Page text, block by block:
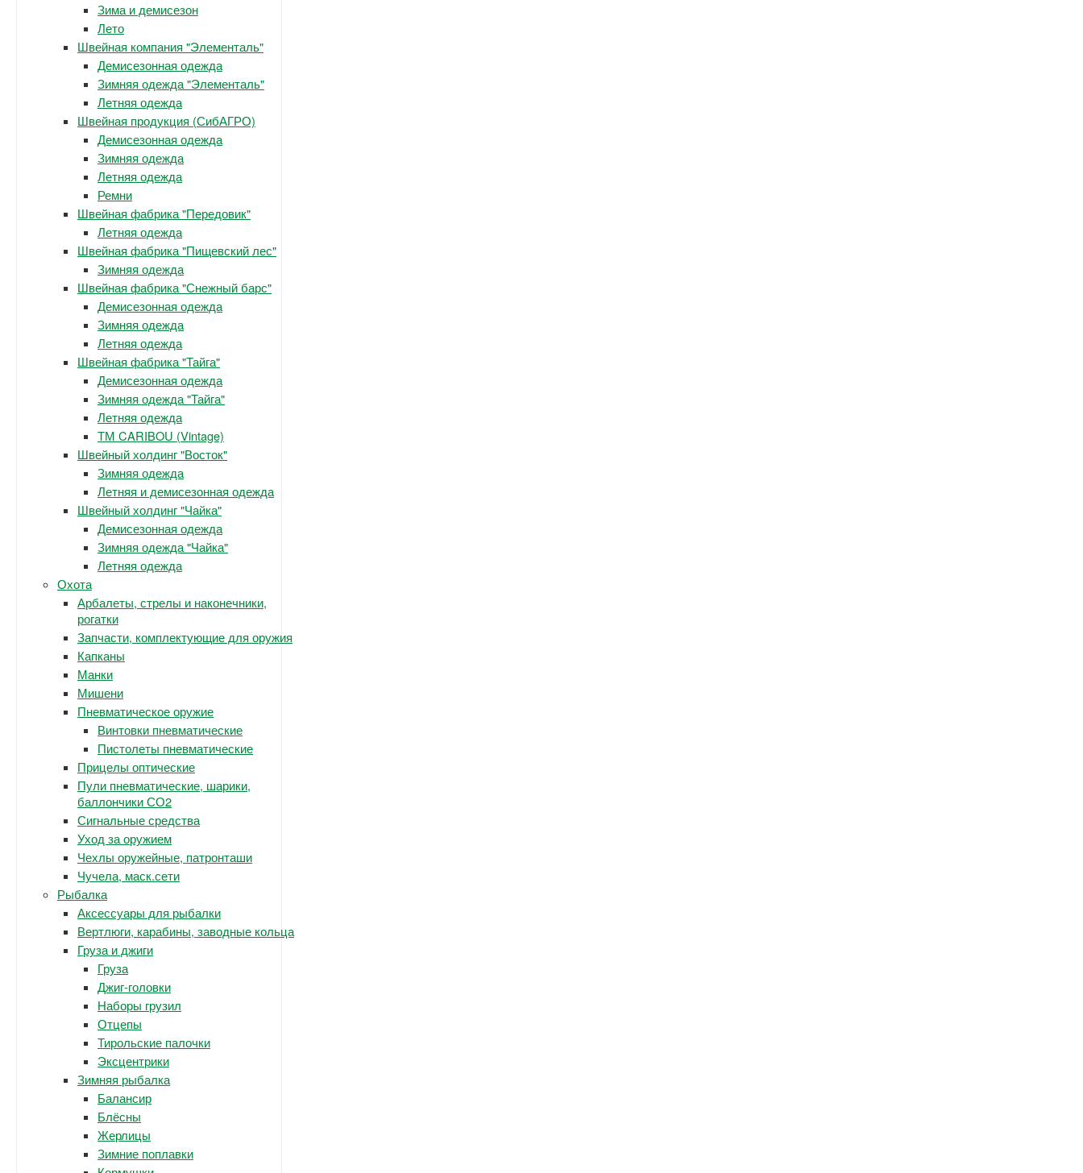
Зима и демисезон
Лето
Швейная компания "Элементаль"
Демисезонная одежда
Зимняя одежда "Элементаль"
Летняя одежда
Швейная продукция (СибАГРО)
Демисезонная одежда
Зимняя одежда
Летняя одежда
Ремни
Швейная фабрика "Передовик"
Летняя одежда
Швейная фабрика "Пищевский лес"
Зимняя одежда
Швейная фабрика "Снежный барс"
Демисезонная одежда
Зимняя одежда
Летняя одежда
Швейная фабрика "Тайга"
Демисезонная одежда
Зимняя одежда "Тайга"
Летняя одежда
ТМ CARIBOU (Vintage)
Швейный холдинг "Восток"
Зимняя одежда
Летняя и демисезонная одежда
Швейный холдинг "Чайка"
Демисезонная одежда
Зимняя одежда "Чайка"
Летняя одежда
Охота
Арбалеты, стрелы и наконечники,
рогатки
Запчасти, комплектующие для оружия
Капканы
Манки
Мишени
Пневматическое оружие
Винтовки пневматические
Пистолеты пневматические
Прицелы оптические
Пули пневматические, шарики,
баллончики СО2
Сигнальные средства
Уход за оружием
Чехлы оружейные, патронташи
Чучела, маск.сети
Рыбалка
Аксессуары для рыбалки
Вертлюги, карабины, заводные кольца
Груза и джиги
Груза
Джиг-головки
Наборы грузил
Отцепы
Тирольские палочки
Эксцентрики
Зимняя рыбалка
Балансир
Блёсны
Жерлицы
Зимние поплавки